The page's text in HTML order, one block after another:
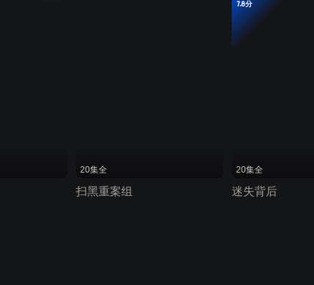
20集全
扫黑重案组
7.8分
20集全
迷失背后